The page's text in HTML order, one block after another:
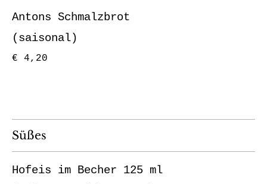
Antons Schmalzbrot
(saisonal)
€ 4,20
Süßes
Hofeis im Becher 125 ml